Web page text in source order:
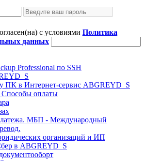
с условиями Политика
данных
Professional по SSH
ПК в Интернет-сервис ABGREYD_S
Способы оплаты
МБП - Международный
организаций и ИП
в ABGREYD_S